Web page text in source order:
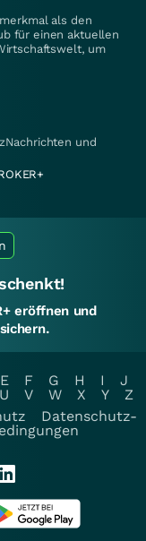
als den
für einen aktuellen
um
und
eröffnen und
E F G H I
J
U V W X Y
Z
Datenschutz-